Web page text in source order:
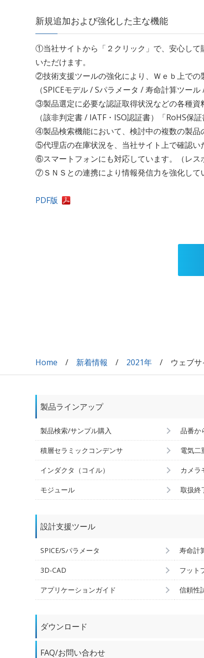
新規追加および強化した主な機能
①当社サイトから「２クリック」で、安心して
いただけます。
②技術支援ツールの強化により、Ｗｅｂ上での
（SPICEモデル / Sパラメータ / 寿命計算ツー
③製品選定に必要な認証取得状況などの各種資
（該非判定書 / IATF・ISO認証書）「RoHS保
④製品検索機能において、検討中の複数の製品
⑤代理店の在庫状況を、当社サイト上で確認い
⑥スマートフォンにも対応しています。（レス
⑦ＳＮＳとの連携により情報発信力を強化して
PDF版
Home 新着情報 2021年 ウェブ
製品ラインアップ
製品検索/サンプル購入 品番か
積層セラミックコンデンサ 電気二
インダクタ（コイル） カメラ
モジュール 取扱終
設計支援ツール
SPICE/Sパラメータ 寿命計
3D-CAD フット
アプリケーションガイド 信頼性
ダウンロード
FAQ/お問い合わせ